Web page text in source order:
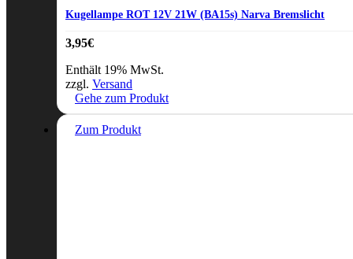
Kugellampe ROT 12V 21W (BA15s) Narva Bremslicht
3,95€
Enthält 19% MwSt.
zzgl. Versand
Gehe zum Produkt
Zum Produkt